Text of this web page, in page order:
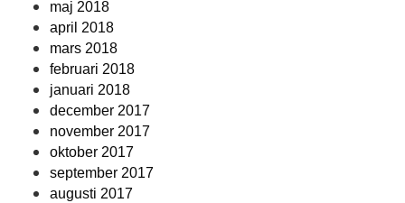
maj 2018
april 2018
mars 2018
februari 2018
januari 2018
december 2017
november 2017
oktober 2017
september 2017
augusti 2017